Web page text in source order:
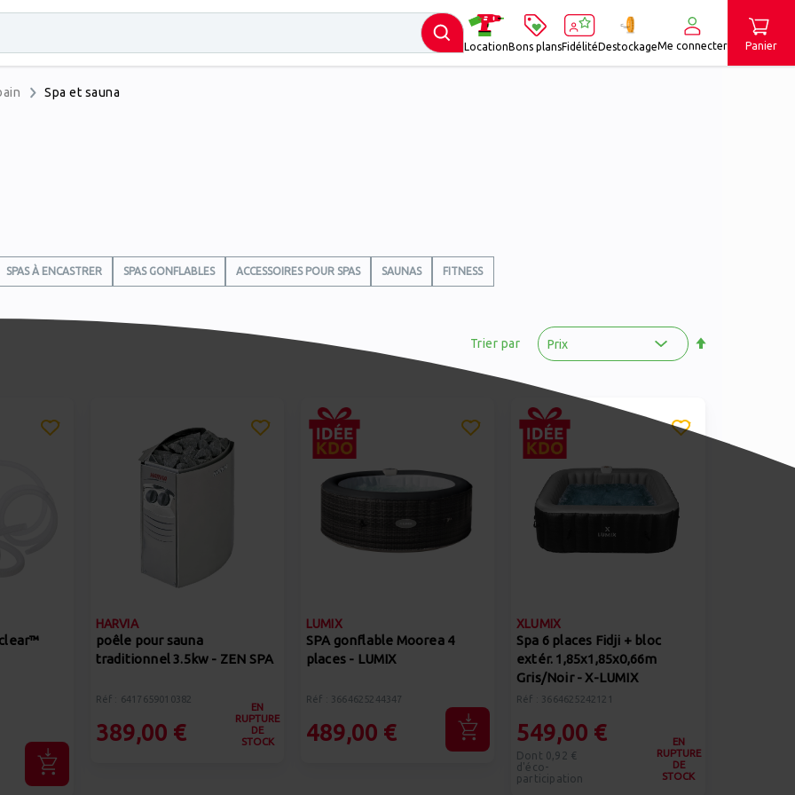
LocationBons plansFidélitéDestockageMe connecter Panier
Spa et sauna
SPAS À ENCASTRER SPAS GONFLABLES ACCESSOIRES POUR SPAS SAUNAS FITNESS
Trier par
HARVIA
poêle pour sauna
traditionnel 3.5kw - ZEN SPA
Réf : 6417659010382
389,00 €
EN
RUPTURE
DE
STOCK
LUMIX
SPA gonflable Moorea 4
places - LUMIX
Réf : 3664625244347
489,00 €
XLUMIX
Spa 6 places Fidji + bloc
extér. 1,85x1,85x0,66m
Gris/Noir - X-LUMIX
Réf : 3664625242121
549,00 €
Dont 0,92 €
d'éco-
participation
EN
RUPTURE
DE
STOCK